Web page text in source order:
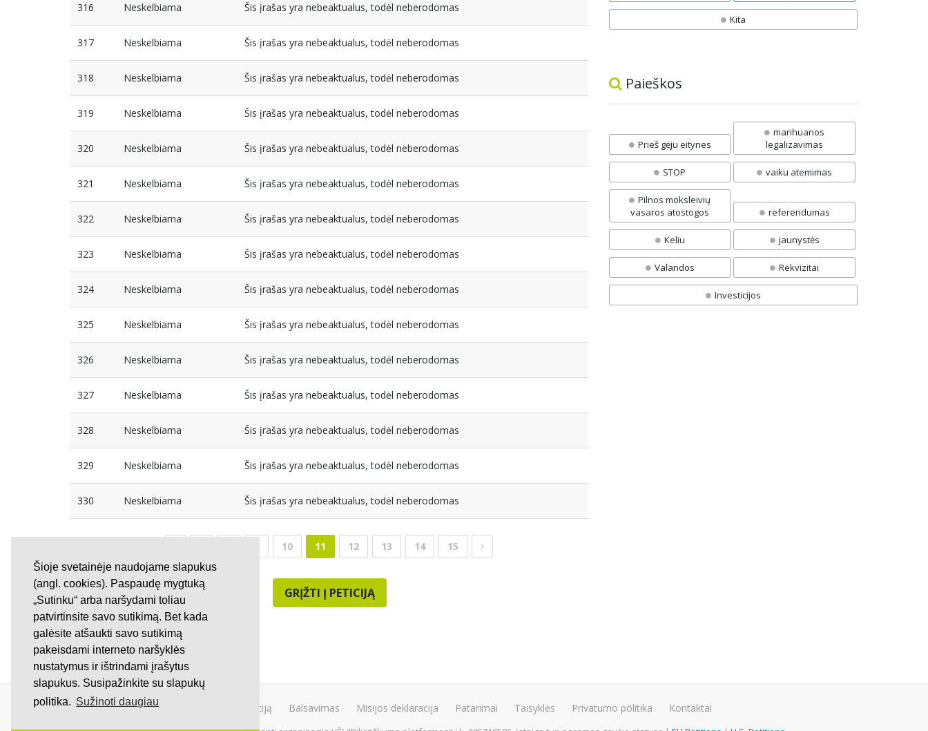
Šioje svetainėje naudojame slapukus
(angl. cookies). Paspaudę mygtuką
„Sutinku“ arba naršydami toliau
patvirtinsite savo sutikimą. Bet kada
galėsite atšaukti savo sutikimą
pakeisdami interneto naršyklės
nustatymus ir ištrindami įrašytus
slapukus. Susipažinkite su slapukų
politika. Sužinoti daugiau
316 Neskelbiama Šis įrašas yra nebeaktualus, todėl neberodomas
317 Neskelbiama Šis įrašas yra nebeaktualus, todėl neberodomas
318 Neskelbiama Šis įrašas yra nebeaktualus, todėl neberodomas
319 Neskelbiama Šis įrašas yra nebeaktualus, todėl neberodomas
320 Neskelbiama Šis įrašas yra nebeaktualus, todėl neberodomas
321 Neskelbiama Šis įrašas yra nebeaktualus, todėl neberodomas
322 Neskelbiama Šis įrašas yra nebeaktualus, todėl neberodomas
323 Neskelbiama Šis įrašas yra nebeaktualus, todėl neberodomas
324 Neskelbiama Šis įrašas yra nebeaktualus, todėl neberodomas
325 Neskelbiama Šis įrašas yra nebeaktualus, todėl neberodomas
326 Neskelbiama Šis įrašas yra nebeaktualus, todėl neberodomas
327 Neskelbiama Šis įrašas yra nebeaktualus, todėl neberodomas
328 Neskelbiama Šis įrašas yra nebeaktualus, todėl neberodomas
329 Neskelbiama Šis įrašas yra nebeaktualus, todėl neberodomas
330 Neskelbiama Šis įrašas yra nebeaktualus, todėl neberodomas
10 11 12 13 14 15
GRĮŽTI Į PETICIJĄ
Kita
Paieškos
Prieš gėju eitynes
marihuanos
legalizavimas
STOP vaiku atemimas
Pilnos moksleivių
vasaros atostogos
referendumas
Keliu jaunystės
Valandos Rekvizitai
Investicijos
Kurti peticiją Balsavimas Misijos deklaracija Patarimai Taisyklės Privatumo politika Kontaktai